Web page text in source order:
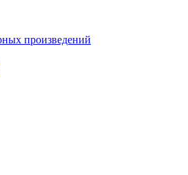
произведений